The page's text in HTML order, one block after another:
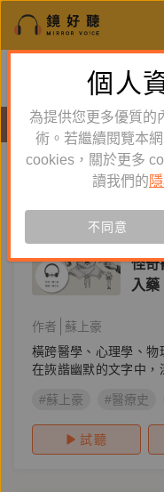
鏡好聽全
體驗全面升級，
有聲書
蘇上豪
怪奇
入
作者
蘇上豪
橫跨醫學、心理學、物
在詼諧幽默的文字中，
#蘇上豪 #醫療史
試聽
個人
為提供您更多優質的
術。若繼續閱覽本
cookies，關於更多
讀我們的
不同意